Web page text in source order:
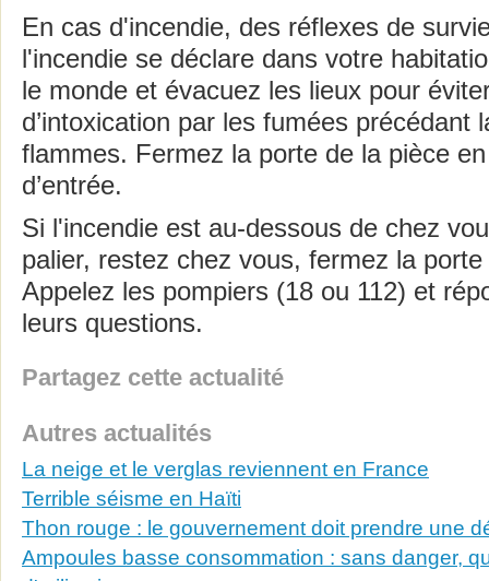
En cas d'incendie, des réflexes de
l'incendie se déclare dans votre
le monde et évacuez les lieux pour
d’intoxication par les fumées précédant
flammes. Fermez la porte de la pièce
d’entrée.
Si l'incendie est au-dessous de chez
palier, restez chez vous, fermez la
Appelez les pompiers (18 ou 112) et
leurs questions.
Partagez cette actualité
Autres actualités
La neige et le verglas reviennent en France
Terrible séisme en Haïti
Thon rouge : le gouvernement doit prendre une
Ampoules basse consommation : sans danger,